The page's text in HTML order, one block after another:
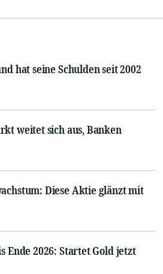
hat seine Schulden seit 2002
weitet sich aus, Banken
Diese Aktie glänzt mit
Ende 2026: Startet Gold jetzt